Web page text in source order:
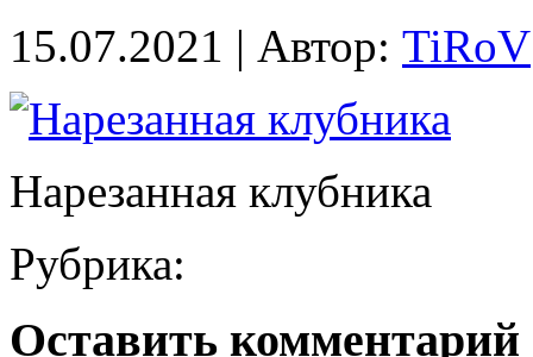
15.07.2021 | Автор: TiRoV
Нарезанная клубника
Рубрика:
Оставить комментарий